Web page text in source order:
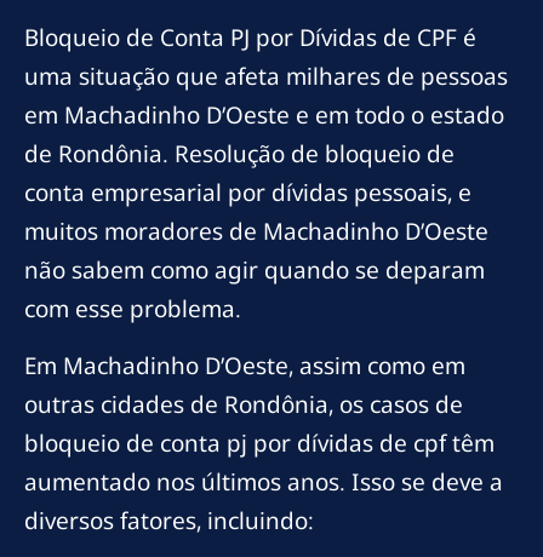
Bloqueio de Conta PJ por Dívidas de CPF é
uma situação que afeta milhares de pessoas
em Machadinho D’Oeste e em todo o estado
de Rondônia. Resolução de bloqueio de
conta empresarial por dívidas pessoais, e
muitos moradores de Machadinho D’Oeste
não sabem como agir quando se deparam
com esse problema.
Em Machadinho D’Oeste, assim como em
outras cidades de Rondônia, os casos de
bloqueio de conta pj por dívidas de cpf têm
aumentado nos últimos anos. Isso se deve a
diversos fatores, incluindo: